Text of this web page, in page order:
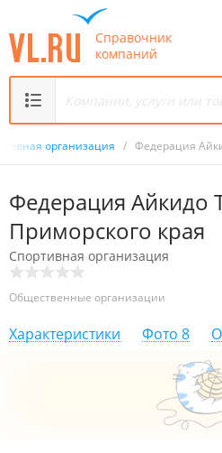
Справочник
компаний
организация / Федерация
Федерация Айкидо
Приморского края
Спортивная организация
Общественные организации
Характеристики Фото 8